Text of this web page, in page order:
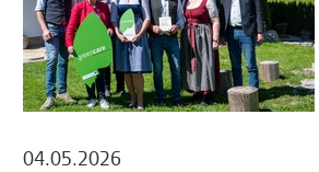
04.05.2026